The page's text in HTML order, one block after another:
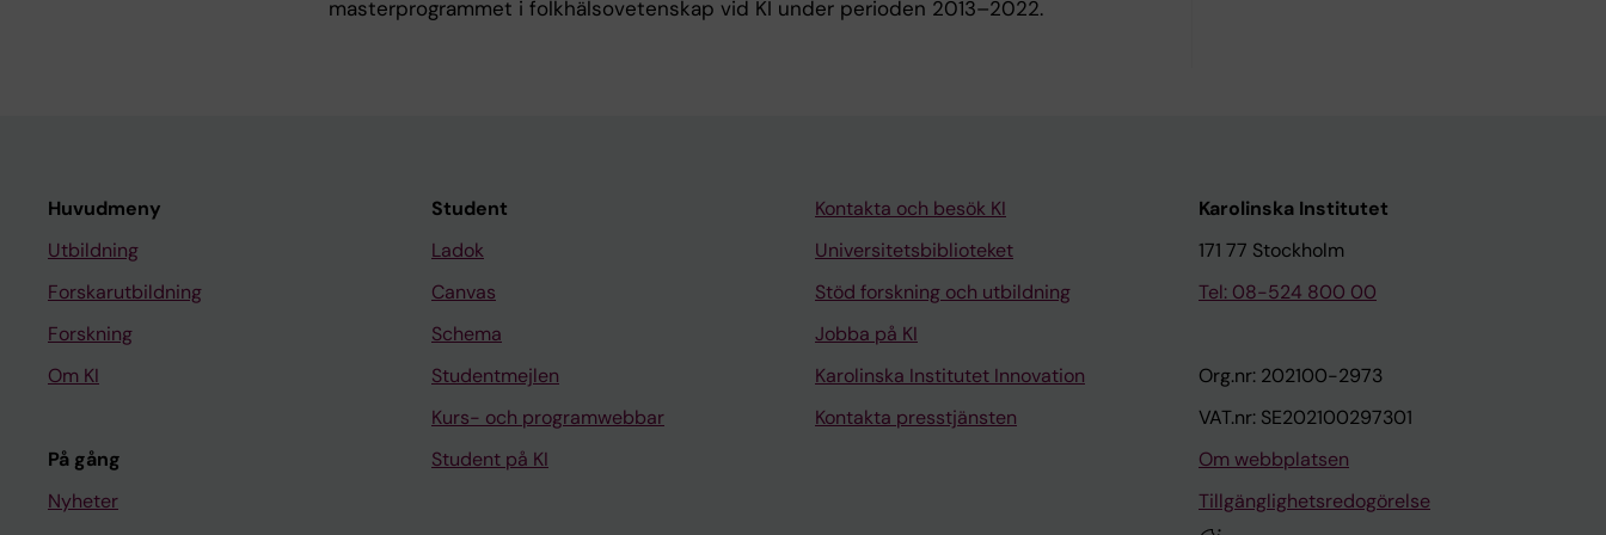
masterprogrammet i folkhälsovetenskap vid KI under perioden 2013–2022.
Huvudmeny
Utbildning
Forskarutbildning
Forskning
Om KI
På gång
Nyheter
Student
Ladok
Canvas
Schema
Studentmejlen
Kurs- och programwebbar
Student på KI
Kontakta och besök KI
Universitetsbiblioteket
Stöd forskning och utbildning
Jobba på KI
Karolinska Institutet Innovation
Kontakta presstjänsten
Karolinska Institutet
171 77 Stockholm
Tel: 08-524 800 00
Org.nr: 202100-2973
VAT.nr: SE202100297301
Om webbplatsen
Tillgänglighetsredogörelse